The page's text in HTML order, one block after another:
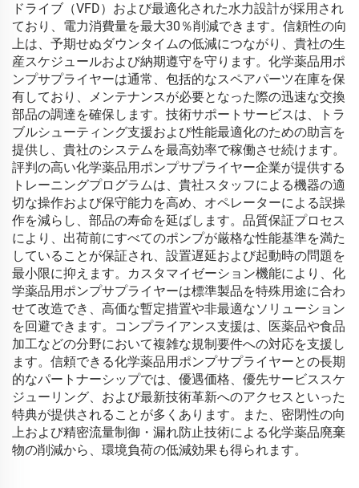
ドライブ（VFD）および最適化された水力設計が採用され
ており、電力消費量を最大30％削減できます。信頼性の向
上は、予期せぬダウンタイムの低減につながり、貴社の生
産スケジュールおよび納期遵守を守ります。化学薬品用ポ
ンプサプライヤーは通常、包括的なスペアパーツ在庫を保
有しており、メンテナンスが必要となった際の迅速な交換
部品の調達を確保します。技術サポートサービスは、トラ
ブルシューティング支援および性能最適化のための助言を
提供し、貴社のシステムを最高効率で稼働させ続けます。
評判の高い化学薬品用ポンプサプライヤー企業が提供する
トレーニングプログラムは、貴社スタッフによる機器の適
切な操作および保守能力を高め、オペレーターによる誤操
作を減らし、部品の寿命を延ばします。品質保証プロセス
により、出荷前にすべてのポンプが厳格な性能基準を満た
していることが保証され、設置遅延および起動時の問題を
最小限に抑えます。カスタマイゼーション機能により、化
学薬品用ポンプサプライヤーは標準製品を特殊用途に合わ
せて改造でき、高価な暫定措置や非最適なソリューション
を回避できます。コンプライアンス支援は、医薬品や食品
加工などの分野において複雑な規制要件への対応を支援し
ます。信頼できる化学薬品用ポンプサプライヤーとの長期
的なパートナーシップでは、優遇価格、優先サービススケ
ジューリング、および最新技術革新へのアクセスといった
特典が提供されることが多くあります。また、密閉性の向
上および精密流量制御・漏れ防止技術による化学薬品廃棄
物の削減から、環境負荷の低減効果も得られます。